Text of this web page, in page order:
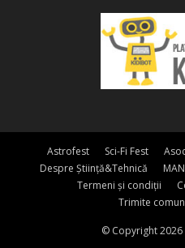
Astrofest Sci-Fi Fest
Despre Știință&Tehnică
Termeni și condiții
Trimite
© Copyright 2026